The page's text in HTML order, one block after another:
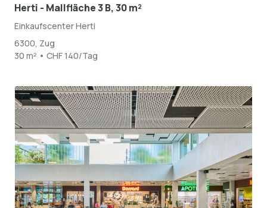
Herti - Mallfläche 3 B, 30 m²
Einkaufscenter Herti
6300, Zug
30 m² • CHF 140/Tag